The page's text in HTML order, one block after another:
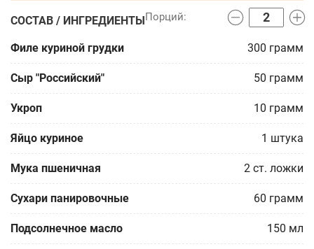
СОСТАВ / ИНГРЕДИЕНТЫ
Филе куриной грудки 300 грамм
Сыр "Российский" 50 грамм
Укроп 10 грамм
Яйцо куриное 1 штука
Мука пшеничная 2 ст. ложки
Сухари панировочные 60 грамм
Подсолнечное масло 150 мл